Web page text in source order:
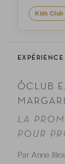
EXPÉRIENCE
ÔCLUB
LA
POUR
Par Anne
Kids Club